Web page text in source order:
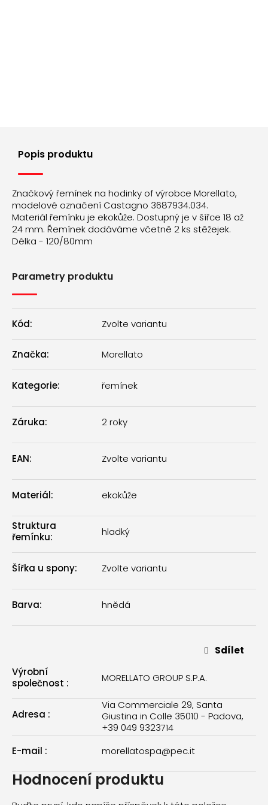
Popis produktu
Značkový řemínek na hodinky of výrobce Morellato,
modelové označení Castagno 3687934.034.
Materiál řemínku je ekokůže. Dostupný je v šířce 18 až
24 mm. Řemínek dodáváme včetně 2 ks stěžejek.
Délka - 120/80mm
Parametry produktu
Kód: Zvolte variantu
Značka: Morellato
Kategorie: řemínek
Záruka: 2 roky
EAN: Zvolte variantu
Materiál: ekokůže
Struktura
řemínku: hladký
Šířka u spony: Zvolte variantu
Barva: hnědá
Sdílet
Výrobní
společnost : MORELLATO GROUP S.P.A.
Adresa :
Via Commerciale 29, Santa
Giustina in Colle 35010 - Padova,
+39 049 9323714
E-mail : morellatospa@pec.it
Hodnocení produktu